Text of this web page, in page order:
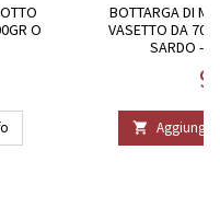
O
BOTTARGA DI
VASETTO DA
SARDO -
 Aggiungi